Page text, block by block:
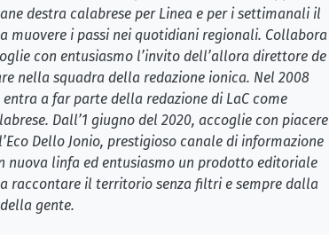
destra calabrese per Linea e per i settimanali il
muovere i passi nei quotidiani regionali. Collabora
con entusiasmo l’invito dell’allora direttore de
nella squadra della redazione ionica. Nel 2008
a far parte della redazione di LaC come
Dall’1 giugno del 2020, accoglie con piacere
Dello Jonio, prestigioso canale di informazione
nuova linfa ed entusiasmo un prodotto editoriale
raccontare il territorio senza filtri e sempre dalla
gente.